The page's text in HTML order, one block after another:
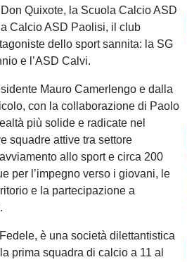
Quixote, la Scuola Calcio ASD
Calcio ASD Paolisi, il club
dello sport sannita: la SG
e l’ASD Calvi.
Mauro Camerlengo e dalla
con la collaborazione di Paolo
più solide e radicate nel
squadre attive tra settore
allo sport e circa 200
per l’impegno verso i giovani, le
e la partecipazione a
è una società dilettantistica
prima squadra di calcio a 11 al